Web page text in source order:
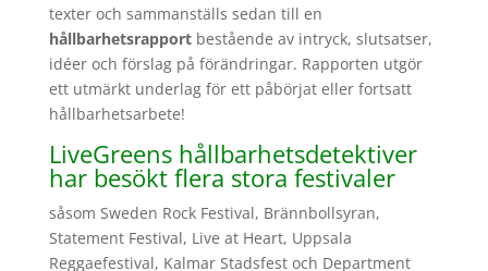
texter och sammanställs sedan till en
hållbarhetsrapport bestående av intryck, slutsatser,
idéer och förslag på förändringar. Rapporten utgör
ett utmärkt underlag för ett påbörjat eller fortsatt
hållbarhetsarbete!
LiveGreens hållbarhetsdetektiver
har besökt flera stora festivaler
såsom Sweden Rock Festival, Brännbollsyran,
Statement Festival, Live at Heart, Uppsala
Reggaefestival, Kalmar Stadsfest och Department